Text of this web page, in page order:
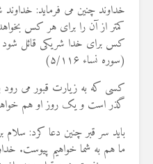
خداوند چنین می فرماید:
کمتر از آن را برای هر کس
کس برای خدا شریکی قائل شود
(سوره نساء ۵/۱۱۶)
کسی که به زیارت قبور می رود
گذر است و یک روز او هم
باید سر قبر چنین دعا کرد: سلام
ما هم به شما خواهیم پیوست.